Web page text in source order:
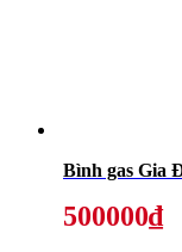
Bình gas Gia
500000₫